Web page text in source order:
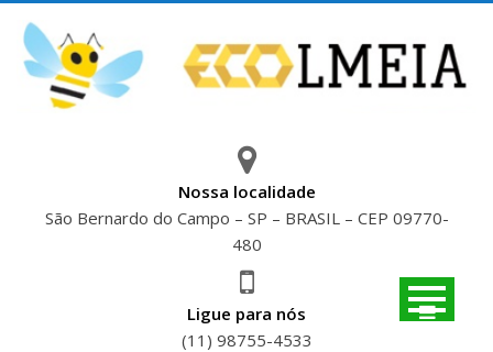
content
Nossa localidade
São Bernardo do Campo – SP – BRASIL – CEP 09770-
480
Ligue para nós
(11) 98755-4533